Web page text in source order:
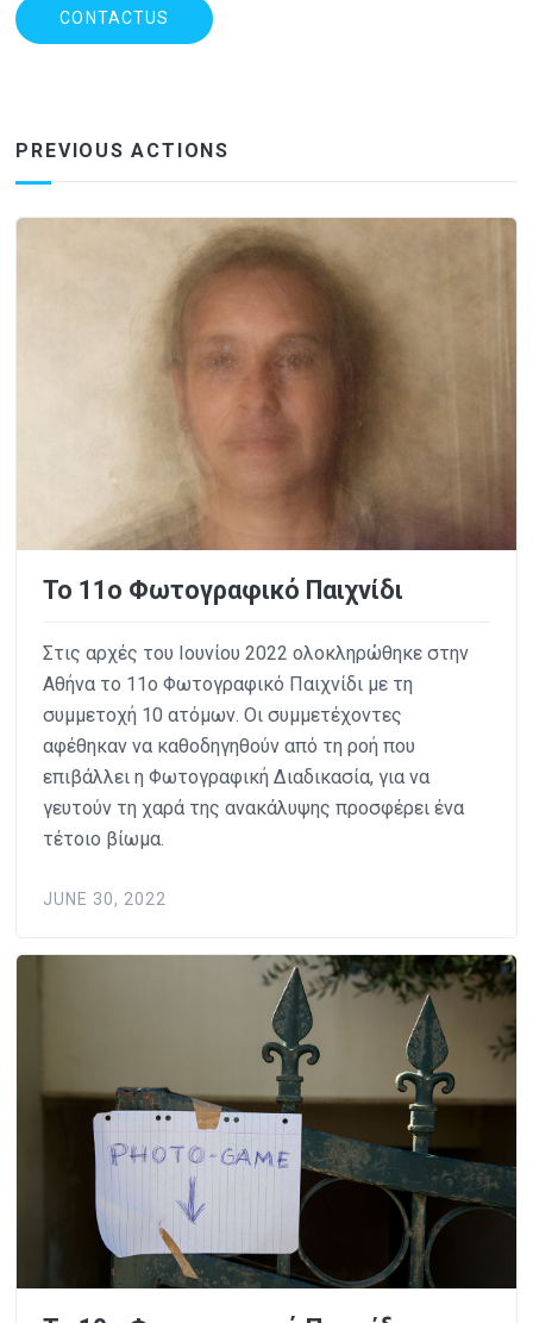
CONTACTUS
PREVIOUS ACTIONS
Το 11ο Φωτογραφικό Παιχνίδι
Στις αρχές του Ιουνίου 2022 ολοκληρώθηκε στην
Αθήνα το 11ο Φωτογραφικό Παιχνίδι με τη
συμμετοχή 10 ατόμων. Οι συμμετέχοντες
αφέθηκαν να καθοδηγηθούν από τη ροή που
επιβάλλει η Φωτογραφική Διαδικασία, για να
γευτούν τη χαρά της ανακάλυψης προσφέρει ένα
τέτοιο βίωμα.
JUNE 30, 2022